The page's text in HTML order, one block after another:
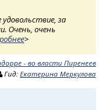
за
Очень, очень
>
- во власти Пиренеев
Гид: Екатерина Меркулова